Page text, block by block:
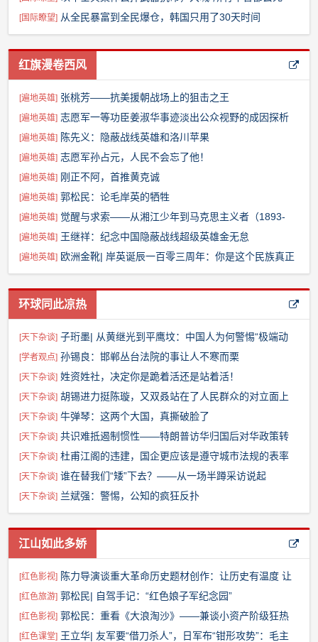
吧！”
[国际瞭望] 从全民暴富到全民爆仓，韩国只用了30天时间
红旗漫卷西风
[遍地英雄] 张桃芳——抗美援朝战场上的狙击之王
[遍地英雄] 志愿军一等功臣姜淑华事迹淡出公众视野的成因探析
[遍地英雄] 陈先义：隐蔽战线英雄和洛川苹果
[遍地英雄] 志愿军孙占元，人民不会忘了他！
[遍地英雄] 刚正不阿，首推黄克诚
[遍地英雄] 郭松民：论毛岸英的牺牲
[遍地英雄] 觉醒与求索——从湘江少年到马克思主义者（1893-
1921）
[遍地英雄] 王继祥：纪念中国隐蔽战线超级英雄金无怠
[遍地英雄] 欧洲金靴| 岸英诞辰一百零三周年：你是这个民族真正
的脊梁
环球同此凉热
[天下杂谈] 子珩墨| 从黄继光到平鹰坟：中国人为何警惕“极端动
保”？
[学者观点] 孙锡良：邯郸丛台法院的事让人不寒而栗
[天下杂谈] 姓资姓社，决定你是跪着活还是站着活！
[天下杂谈] 胡锡进力挺陈璇，又双叒站在了人民群众的对立面上
[天下杂谈] 牛弹琴：这两个大国，真撕破脸了
[天下杂谈] 共识难抵遏制惯性——特朗普访华归国后对华政策转
向深度观察
[天下杂谈] 杜甫江阁的违建，国企更应该是遵守城市法规的表率
[天下杂谈] 谁在替我们“矮”下去？——从一场半蹲采访说起
[天下杂谈] 兰斌强：警惕，公知的疯狂反扑
江山如此多娇
[红色影视] 陈力导演谈重大革命历史题材创作：让历史有温度 让
人物有灵魂
[红色旅游] 郭松民| 自驾手记：“红色娘子军纪念园”
[红色影视] 郭松民：重看《大浪淘沙》——兼谈小资产阶级狂热
性
[红色课堂] 王立华| 友军要“借刀杀人”，日军布“钳形攻势”：毛主